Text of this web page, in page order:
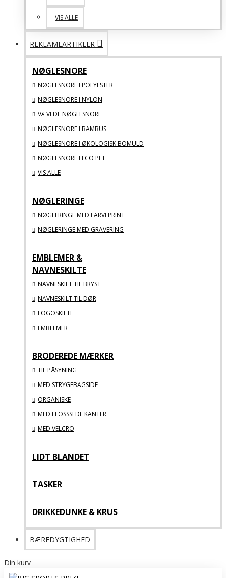
VIS ALLE
REKLAMEARTIKLER
NØGLESNORE
NØGLESNORE I POLYESTER
NØGLESNORE I NYLON
VÆVEDE NØGLESNORE
NØGLESNORE I BAMBUS
NØGLESNORE I ØKOLOGISK BOMULD
NØGLESNORE I ECO PET
VIS ALLE
NØGLERINGE
NØGLERINGE MED FARVEPRINT
NØGLERINGE MED GRAVERING
EMBLEMER &
NAVNESKILTE
NAVNESKILT TIL BRYST
NAVNESKILT TIL DØR
LOGOSKILTE
EMBLEMER
BRODEREDE MÆRKER
TIL PÅSYNING
MED STRYGEBAGSIDE
ORGANISKE
MED FLOSSSEDE KANTER
MED VELCRO
LIDT BLANDET
TASKER
DRIKKEDUNKE & KRUS
BÆREDYGTIGHED
Din kurv